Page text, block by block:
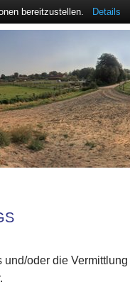
oder die
bereitzustellen. Details